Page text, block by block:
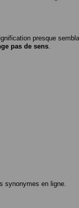
presque
pas de sens
synonymes en ligne.